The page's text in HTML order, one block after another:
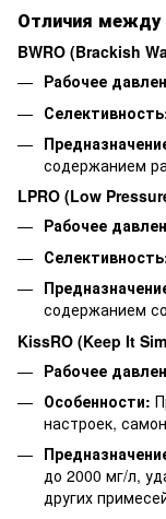
Отличия между
BWRO (Brackish
Рабочее
содержанием
LPRO (Low
Рабочее
содержанием
KissRO (Keep It
Рабочее
Особенности:
настроек,
до 2000 мг/л,
других